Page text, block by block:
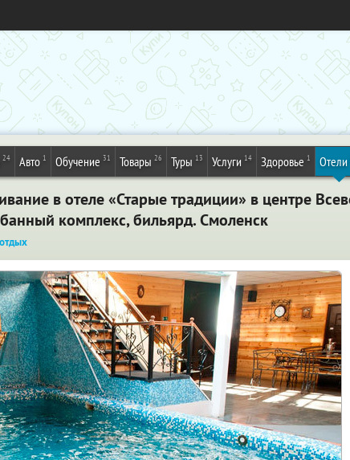
24 Авто 1 Обучение 31 Товары 26 Туры 13 Услуги 14 Здоровье 1 Отели
в отеле «Старые традиции» в центре
комплекс, бильярд. Смоленск